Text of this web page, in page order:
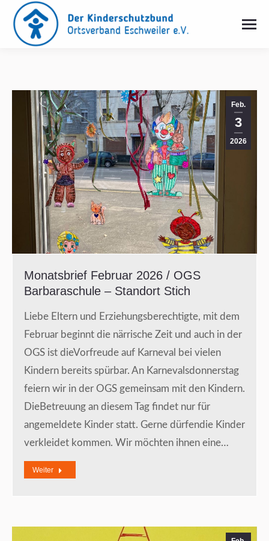
Feb.
3
2026
Monatsbrief Februar 2026 / OGS
Barbaraschule – Standort Stich
Liebe Eltern und Erziehungsberechtigte, mit dem
Februar beginnt die närrische Zeit und auch in der
OGS ist dieVorfreude auf Karneval bei vielen
Kindern bereits spürbar. An Karnevalsdonnerstag
feiern wir in der OGS gemeinsam mit den Kindern.
DieBetreuung an diesem Tag findet nur für
angemeldete Kinder statt. Gerne dürfendie Kinder
verkleidet kommen. Wir möchten ihnen eine…
Weiter